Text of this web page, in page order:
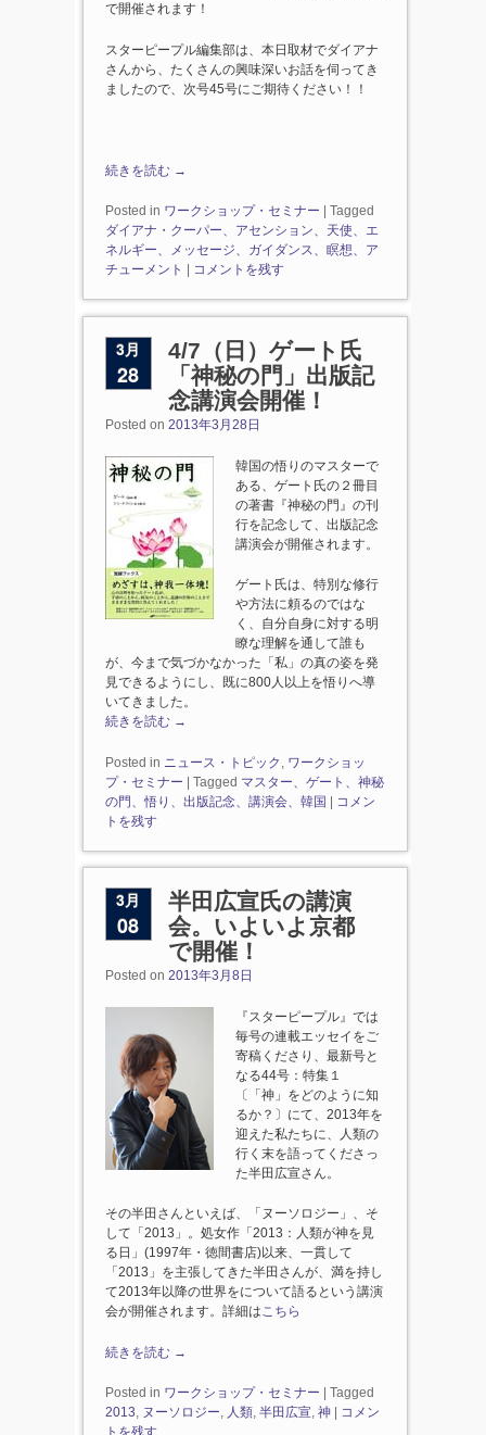
で開催されます！
スターピープル編集部は、本日取材でダイアナ
さんから、たくさんの興味深いお話を伺ってき
ましたので、次号45号にご期待ください！！
続きを読む →
Posted in ワークショップ・セミナー
Tagged
ダイアナ・クーパー、アセンション、天使、エ
ネルギー、メッセージ、ガイダンス、瞑想、ア
チューメント
コメントを残す
3月
28
4/7（日）ゲート氏
「神秘の門」出版記
念講演会開催！
Posted on 2013年3月28日
韓国の悟りのマスターで
ある、ゲート氏の２冊目
の著書『神秘の門』の刊
行を記念して、出版記念
講演会が開催されます。
ゲート氏は、特別な修行
や方法に頼るのではな
く、自分自身に対する明
瞭な理解を通して誰も
が、今まで気づかなかった「私」の真の姿を発
見できるようにし、既に800人以上を悟りへ導
いてきました。
続きを読む →
Posted in ニュース・トピック
ワークショッ
プ・セミナー | Tagged マスター、ゲート、神秘
の門、悟り、出版記念、講演会、韓国 | コメン
トを残す
3月
08
半田広宣氏の講演
会。いよいよ京都
で開催！
Posted on 2013年3月8日
『スターピープル』では
毎号の連載エッセイをご
寄稿くださり、最新号と
なる44号：特集１
〔「神」をどのように知
るか？〕にて、2013年を
迎えた私たちに、人類の
行く末を語ってくださっ
た半田広宣さん。
その半田さんといえば、「ヌーソロジー」、そ
して「2013」。処女作「2013：人類が神を見
る日」(1997年・徳間書店)以来、一貫して
「2013」を主張してきた半田さんが、満を持し
て2013年以降の世界をについて語るという講演
会が開催されます。詳細はこちら
続きを読む →
Posted in ワークショップ・セミナー
Tagged
2013, ヌーソロジー, 人類, 半田広宣, 神
コメン